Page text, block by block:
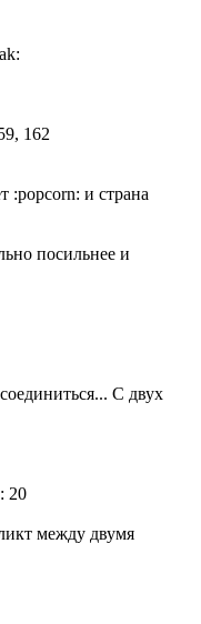
:popcorn: и страна
посильнее и
С двух
между двумя